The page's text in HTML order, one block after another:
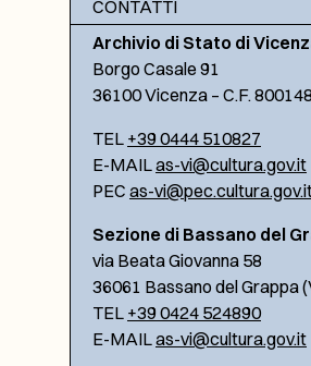
CONTATTI
Archivio di Stato di
Borgo Casale 91
36100 Vicenza – C.F.
TEL +39 0444 510827
E-MAILas-vi@cultura.gov.it
PEC as-
Sezione di Bassano del
via Beata Giovanna 58
36061 Bassano del Grappa
TEL +39 0424 524890
E-MAILas-vi@cultura.gov.it